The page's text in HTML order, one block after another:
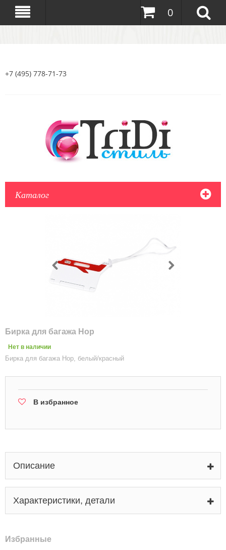
0
+7 (495) 778-71-73
Каталог
Бирка для багажа Hop
Нет в наличии
Бирка для багажа Hop, белый/красный
В избранное
Описание
Характеристики, детали
Избранные